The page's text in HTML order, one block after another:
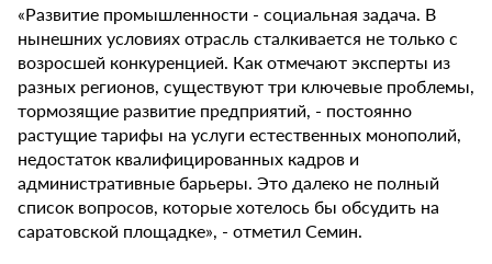
«Развитие промышленности - социальная задача. В
нынешних условиях отрасль сталкивается не только с
возросшей конкуренцией. Как отмечают эксперты из
разных регионов, существуют три ключевые проблемы,
тормозящие развитие предприятий, - постоянно
растущие тарифы на услуги естественных монополий,
недостаток квалифицированных кадров и
административные барьеры. Это далеко не полный
список вопросов, которые хотелось бы обсудить на
саратовской площадке», - отметил Семин.